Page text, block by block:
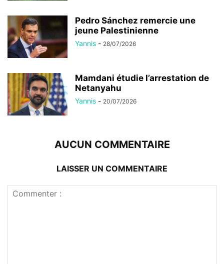
Pedro Sánchez remercie une
jeune Palestinienne
Yannis - 28/07/2026
Mamdani étudie l’arrestation de
Netanyahu
Yannis - 20/07/2026
AUCUN COMMENTAIRE
LAISSER UN COMMENTAIRE